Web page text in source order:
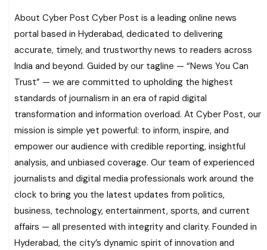
About Cyber Post Cyber Post is a leading online news
portal based in Hyderabad, dedicated to delivering
accurate, timely, and trustworthy news to readers across
India and beyond. Guided by our tagline — “News You Can
Trust” — we are committed to upholding the highest
standards of journalism in an era of rapid digital
transformation and information overload. At Cyber Post, our
mission is simple yet powerful: to inform, inspire, and
empower our audience with credible reporting, insightful
analysis, and unbiased coverage. Our team of experienced
journalists and digital media professionals work around the
clock to bring you the latest updates from politics,
business, technology, entertainment, sports, and current
affairs — all presented with integrity and clarity. Founded in
Hyderabad, the city’s dynamic spirit of innovation and